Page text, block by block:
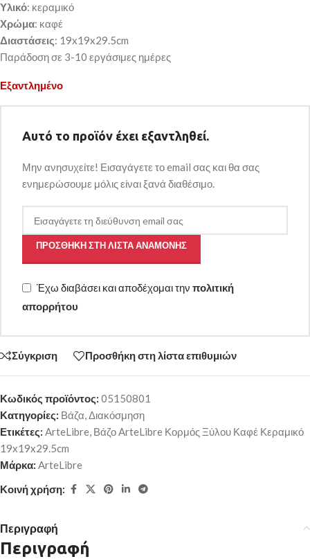
Υλικό: κεραμικό
Χρώμα: καφέ
Διαστάσεις: 19x19x29.5cm
Παράδοση σε 3-10 εργάσιμες ημέρες
Εξαντλημένο
Αυτό το προϊόν έχει εξαντληθεί.
Μην ανησυχείτε! Εισαγάγετε το email σας και θα σας
ενημερώσουμε μόλις είναι ξανά διαθέσιμο.
ΠΡΟΣΘΉΚΗ ΣΤΗ ΛΊΣΤΑ ΑΝΑΜΟΝΉΣ
Έχω διαβάσει και αποδέχομαι την πολιτική
απορρήτου
Σύγκριση Προσθήκη στη λίστα επιθυμιών
Κωδικός προϊόντος: 05150801
Κατηγορίες: Βάζα,Διακόσμηση
Ετικέτες: ArteLibre, Βάζο ArteLibre Κορμός Ξύλου Καφέ Κεραμικό
19x19x29.5cm
Μάρκα: ArteLibre
Κοινή χρήση:
Περιγραφή
Περιγραφή